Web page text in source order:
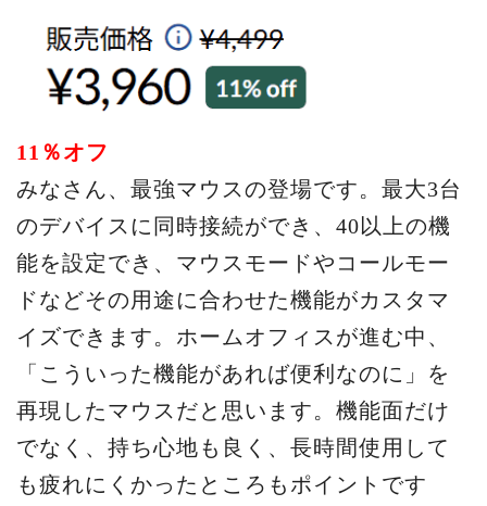
11％オフ
みなさん、最強マウスの登場です。最大3台
のデバイスに同時接続ができ、40以上の機
能を設定でき、マウスモードやコールモー
ドなどその用途に合わせた機能がカスタマ
イズできます。ホームオフィスが進む中、
「こういった機能があれば便利なのに」を
再現したマウスだと思います。機能面だけ
でなく、持ち心地も良く、長時間使用して
も疲れにくかったところもポイントです